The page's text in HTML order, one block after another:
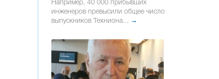
Например, 40 000 прибывших
инженеров превысили общее число
выпускников Техниона... →